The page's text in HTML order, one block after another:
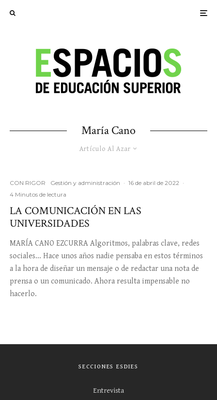
María Cano
Artículo Al Azar
CON RIGOR Gestión y administración · 16 de abril de 2022 ·
4 Minutos de lectura
LA COMUNICACIÓN EN LAS
UNIVERSIDADES
MARÍA CANO EZCURRA Algoritmos, palabras clave, redes
sociales... Hace unos años nadie pensaba en estos términos
a la hora de diseñar un mensaje o de redactar una nota de
prensa o un comunicado. Ahora resulta impensable no
hacerlo.
SECCIONES ESDIES
Entrevista